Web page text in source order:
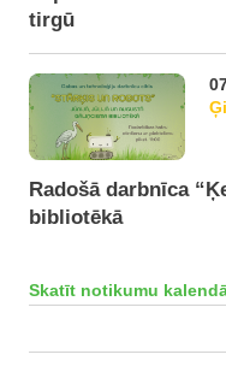
tirgū
Radošā darbnīca
bibliotēkā
Skatīt notikumu